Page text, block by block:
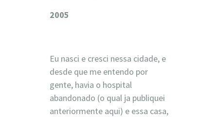
2005
Eu nasci e cresci nessa cidade, e
desde que me entendo por
gente, havia o hospital
abandonado (o qual ja publiquei
anteriormente aqui) e essa casa,